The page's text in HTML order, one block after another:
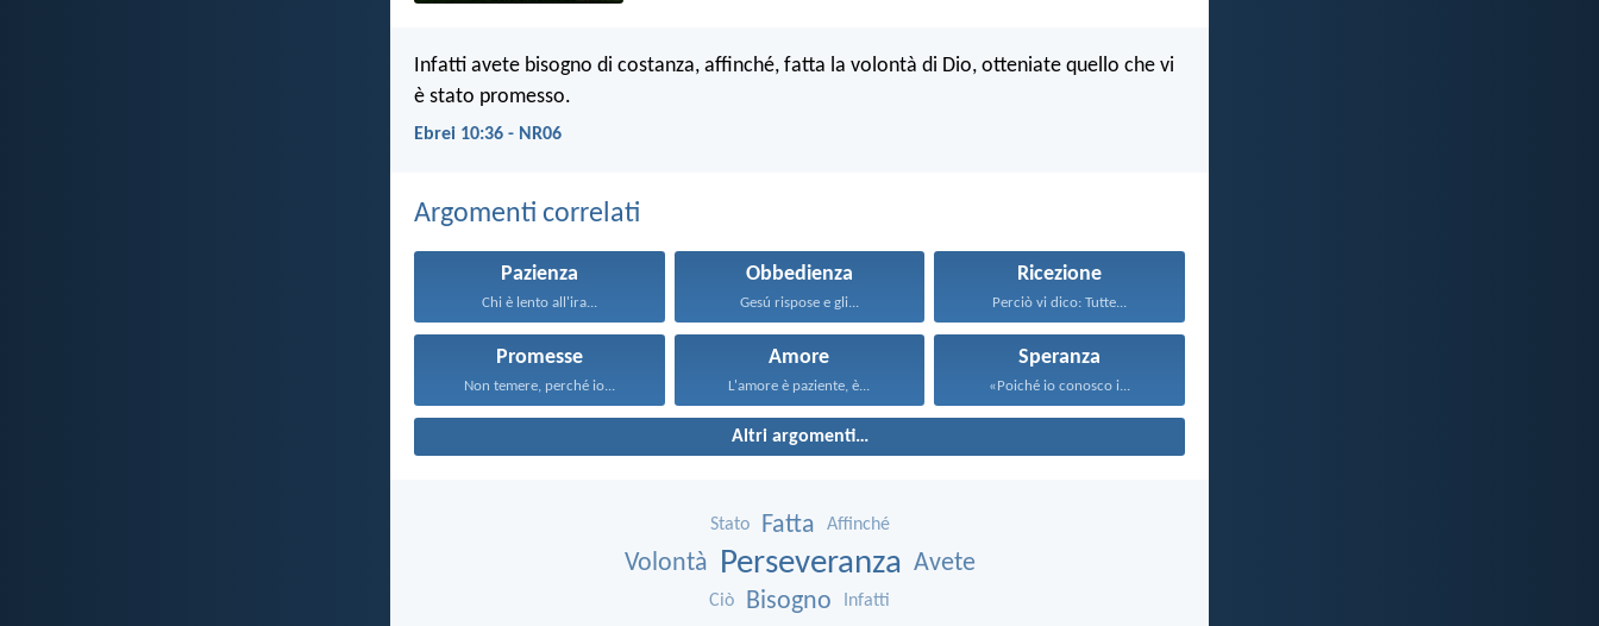
Infatti avete bisogno di costanza, affinché, fatta la volontà di Dio, otteniate quello che vi
è stato promesso.
Ebrei 10:36 - NR06
Argomenti correlati
Pazienza
Chi è lento all'ira...
Obbedienza
Gesú rispose e gli...
Ricezione
Perciò vi dico: Tutte...
Promesse
Non temere, perché io...
Amore
L'amore è paziente, è...
Speranza
«Poiché io conosco i...
Altri argomenti…
Stato Fatta Affinché
Volontà Perseveranza Avete
Ciò Bisogno Infatti